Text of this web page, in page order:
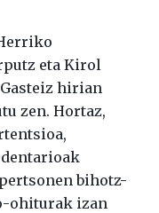
eta Kirol
hirian
zen. Hortaz,
bihotz-
ohiturak izan